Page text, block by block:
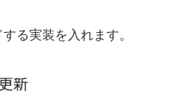
る実装を入れます。